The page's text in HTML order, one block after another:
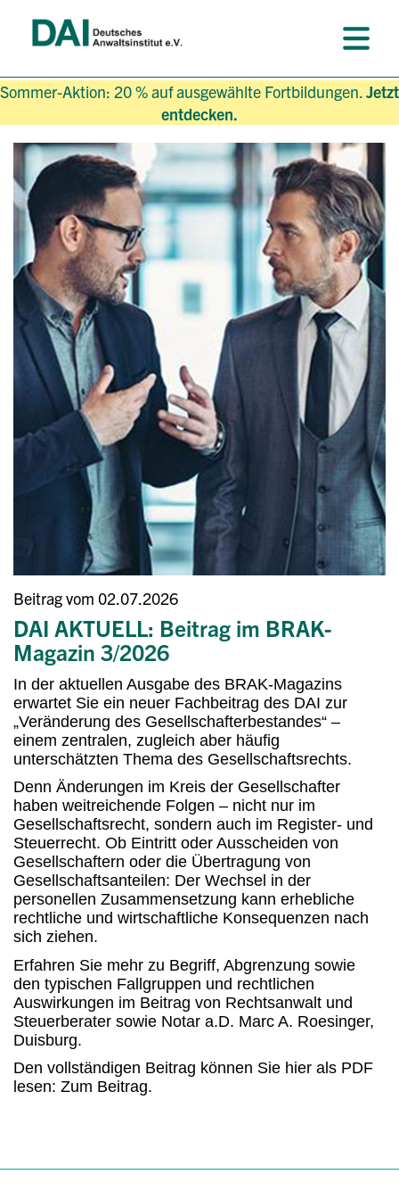
Sommer-Aktion: 20 % auf ausgewählte Fortbildungen.Jetzt
entdecken.
Beitrag vom 02.07.2026
DAI AKTUELL: Beitrag im BRAK-
Magazin 3/2026
In der aktuellen Ausgabe des BRAK-Magazins
erwartet Sie ein neuer Fachbeitrag des DAI zur
„Veränderung des Gesellschafterbestandes“ –
einem zentralen, zugleich aber häufig
unterschätzten Thema des Gesellschaftsrechts.
Denn Änderungen im Kreis der Gesellschafter
haben weitreichende Folgen – nicht nur im
Gesellschaftsrecht, sondern auch im Register- und
Steuerrecht. Ob Eintritt oder Ausscheiden von
Gesellschaftern oder die Übertragung von
Gesellschaftsanteilen: Der Wechsel in der
personellen Zusammensetzung kann erhebliche
rechtliche und wirtschaftliche Konsequenzen nach
sich ziehen.
Erfahren Sie mehr zu Begriff, Abgrenzung sowie
den typischen Fallgruppen und rechtlichen
Auswirkungen im Beitrag von Rechtsanwalt und
Steuerberater sowie Notar a.D. Marc A. Roesinger,
Duisburg.
Den vollständigen Beitrag können Sie hier als PDF
lesen: Zum Beitrag.